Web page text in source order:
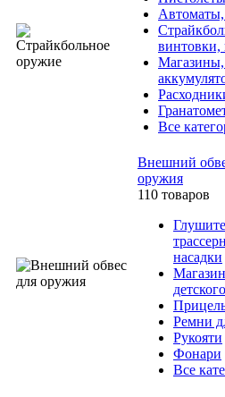
винтовки,
Магазины,
Все
Внешний
оружия
110 товаров
насадки
Ремни
Рукояти
Фонари
Все